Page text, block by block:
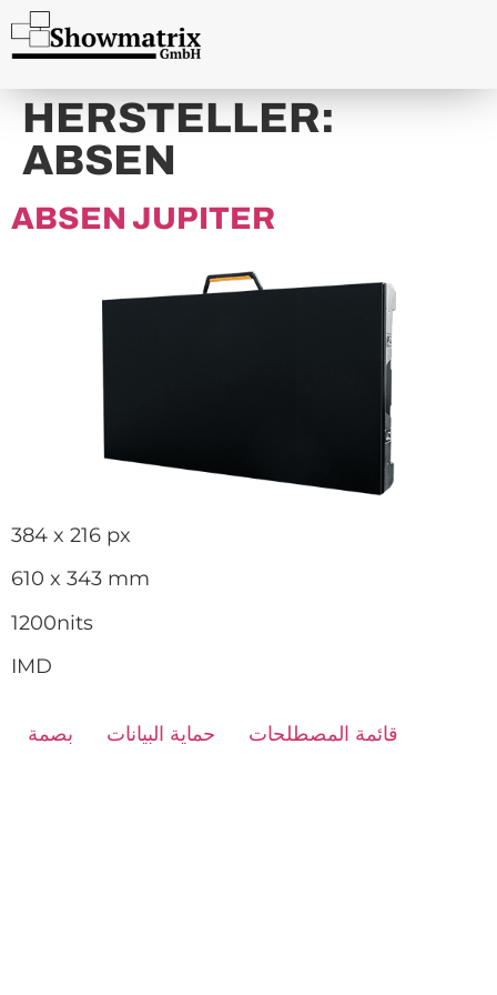
content
HERSTELLER:
ABSEN
ABSEN JUPITER
384 x 216 px
610 x 343 mm
1200nits
IMD
بصمة حماية البيانات قائمة المصطلحات